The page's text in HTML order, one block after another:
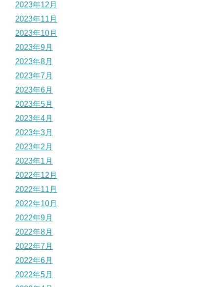
2023年12月
2023年11月
2023年10月
2023年9月
2023年8月
2023年7月
2023年6月
2023年5月
2023年4月
2023年3月
2023年2月
2023年1月
2022年12月
2022年11月
2022年10月
2022年9月
2022年8月
2022年7月
2022年6月
2022年5月